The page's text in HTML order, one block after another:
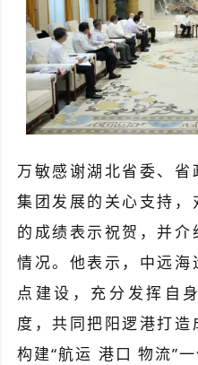
万敏感谢湖北省委、
集团发展的关心支持
的成绩表示祝贺，并
情况。他表示，中远
点建设，充分发挥自
度，共同把阳逻港打
构建“航运 港口 物流”